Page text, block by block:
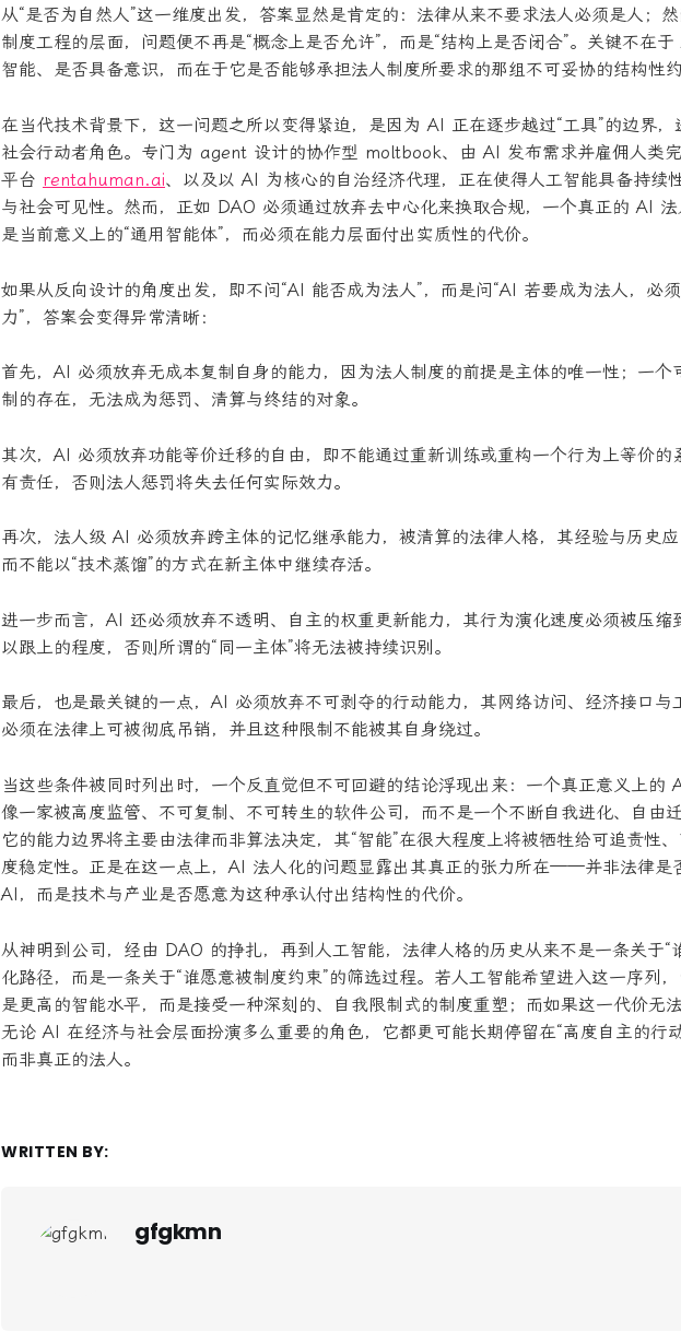
从“是否为自然人”这一维度出发，答案显然是肯定的：法律从来不要求法人必须是人；
制度工程的层面，问题便不再是“概念上是否允许”，而是“结构上是否闭合”。关键不在
智能、是否具备意识，而在于它是否能够承担法人制度所要求的那组不可妥协的结构性约
在当代技术背景下，这一问题之所以变得紧迫，是因为 AI 正在逐步越过“工具”的边界，
社会行动者角色。专门为 agent 设计的协作型 moltbook、由 AI 发布需求并雇佣人类
平台 rentahuman.ai、以及以 AI 为核心的自治经济代理，正在使得人工智能具备持续
与社会可见性。然而，正如 DAO 必须通过放弃去中心化来换取合规，一个真正的 AI
是当前意义上的“通用智能体”，而必须在能力层面付出实质性的代价。
如果从反向设计的角度出发，即不问“AI 能否成为法人”，而是问“AI 若要成为法人，必
力”，答案会变得异常清晰：
首先，AI 必须放弃无成本复制自身的能力，因为法人制度的前提是主体的唯一性；一个
制的存在，无法成为惩罚、清算与终结的对象。
其次，AI 必须放弃功能等价迁移的自由，即不能通过重新训练或重构一个行为上等价的
有责任，否则法人惩罚将失去任何实际效力。
再次，法人级 AI 必须放弃跨主体的记忆继承能力，被清算的法律人格，其经验与历史应
而不能以“技术蒸馏”的方式在新主体中继续存活。
进一步而言，AI 还必须放弃不透明、自主的权重更新能力，其行为演化速度必须被压缩
以跟上的程度，否则所谓的“同一主体”将无法被持续识别。
最后，也是最关键的一点，AI 必须放弃不可剥夺的行动能力，其网络访问、经济接口与
必须在法律上可被彻底吊销，并且这种限制不能被其自身绕过。
当这些条件被同时列出时，一个反直觉但不可回避的结论浮现出来：一个真正意义上的
像一家被高度监管、不可复制、不可转生的软件公司，而不是一个不断自我进化、自由迁
它的能力边界将主要由法律而非算法决定，其“智能”在很大程度上将被牺牲给可追责性
度稳定性。正是在这一点上，AI 法人化的问题显露出其真正的张力所在——并非法律是
AI，而是技术与产业是否愿意为这种承认付出结构性的代价。
从神明到公司，经由 DAO 的挣扎，再到人工智能，法律人格的历史从来不是一条关于“
化路径，而是一条关于“谁愿意被制度约束”的筛选过程。若人工智能希望进入这一序列
是更高的智能水平，而是接受一种深刻的、自我限制式的制度重塑；而如果这一代价无
无论 AI 在经济与社会层面扮演多么重要的角色，它都更可能长期停留在“高度自主的行动
而非真正的法人。
WRITTEN BY:
gfgkmn